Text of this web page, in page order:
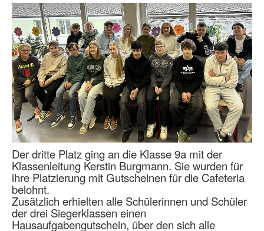
Der dritte Platz ging an die Klasse 9a mit der
Klassenleitung Kerstin Burgmann. Sie wurden für
ihre Platzierung mit Gutscheinen für die Cafeteria
belohnt.
Zusätzlich erhielten alle Schülerinnen und Schüler
der drei Siegerklassen einen
Hausaufgabengutschein, über den sich alle